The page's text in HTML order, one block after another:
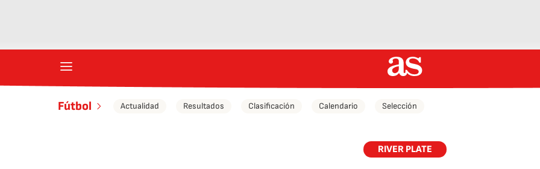
Fútbol Actualidad Resultados Clasificación Calendario Selección
RIVER PLATE